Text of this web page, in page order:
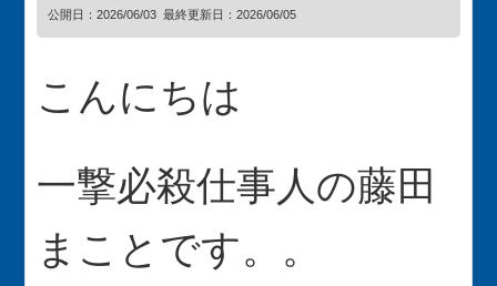
公開日：2026/06/03 最終更新日：2026/06/05
こんにちは
一撃必殺仕事人の藤田
まことです。。